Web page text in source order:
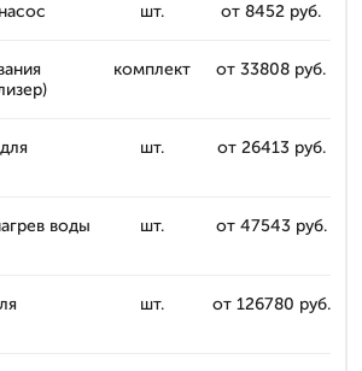
шт. от 8452 руб.
комплект от 33808 руб.
шт. от 26413 руб.
воды
шт. от 47543 руб.
шт. от 126780 руб.